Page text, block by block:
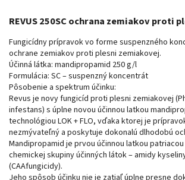
REVUS 250SC ochrana zemiakov proti
Fungicídny prípravok vo forme suspenzného
ochrane zemiakov proti plesni zemiakovej.
Účinná látka: mandipropamid 250 g/l
Formulácia: SC – suspenzný koncentrát
Pôsobenie a spektrum účinku:
Revus je novy fungicíd proti plesni zemiakovej
infestans) s úplne novou účinnou latkou
technológiou LOK + FLO, vďaka ktorej je
nezmývateľný a poskytuje dokonalú dlhodobú
Mandipropamid je prvou účinnou latkou
chemickej skupiny účinných látok – amidy
(CAAfungicidy).